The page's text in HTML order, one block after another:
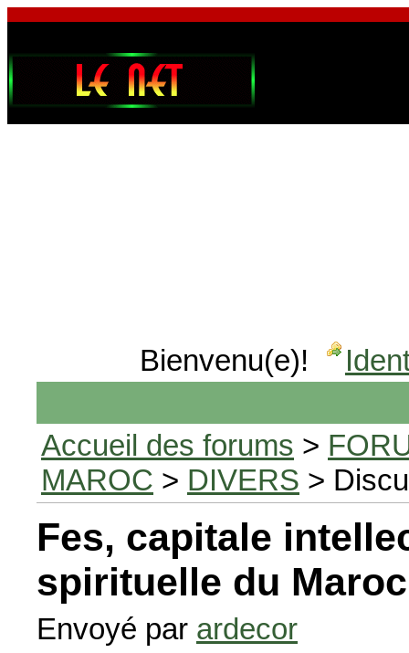
Bienvenu(e)!
Accueil des forums >
MAROC > DIVERS >
Fes, capitale
spirituelle du
Envoyé par ardecor